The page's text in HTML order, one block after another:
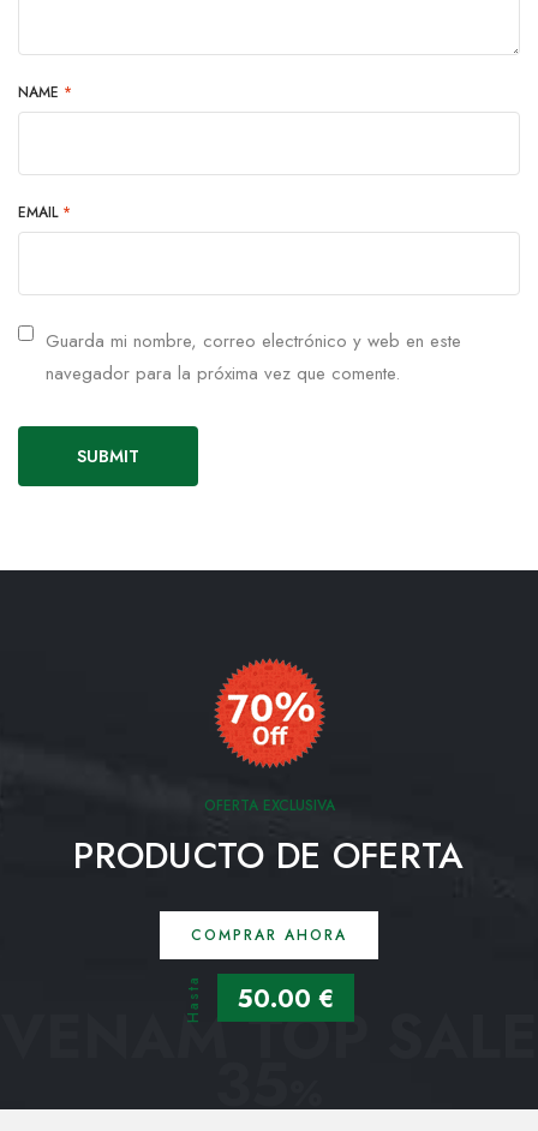
NAME *
EMAIL *
Guarda mi nombre, correo electrónico y web en este
navegador para la próxima vez que comente.
OFERTA EXCLUSIVA
PRODUCTO DE OFERTA
COMPRAR AHORA
Hasta 50.00 €
VENAM TOP SALE
35